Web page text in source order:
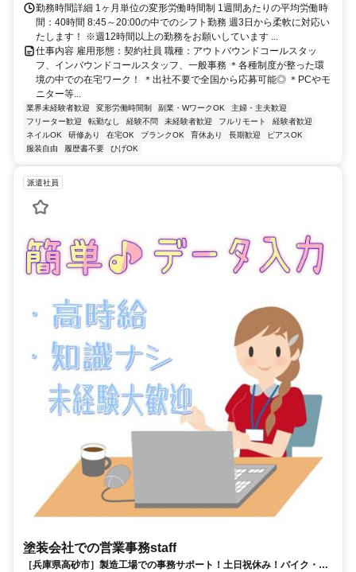
勤務時間詳細 1ヶ月単位の変形労働時間制 1週間あたりの平均労働時
間：40時間 8:45～20:00の中でのシフト勤務 週3日から柔軟に対応い
たします！ ※週12時間以上の勤務をお願いしています ...
仕事内容 雇用形態：契約社員 職種：アウトバウンドコールスタッ
フ、インバウンドコールスタッフ、一般事務 ＊各種制度が整った環
境の中での在宅ワーク！ ＊出社不要で全国から応募可能◎ ＊PCやモ
ニター等...
業界未経験者歓迎 変形労働時間制 副業・WワークOK
主婦・主夫歓迎
フリーター歓迎
転勤なし 経験不問 未経験者歓迎 フルリモート
経験者歓迎
ネイルOK
研修あり 在宅OK ブランクOK 育休あり 長期歓迎
ピアスOK
服装自由
履歴書不要 ひげOK
派遣社員
塗装会社での営業事務staff
［兵庫県高砂市］製造工場での事務サポート！土日祝休み！バイク・車